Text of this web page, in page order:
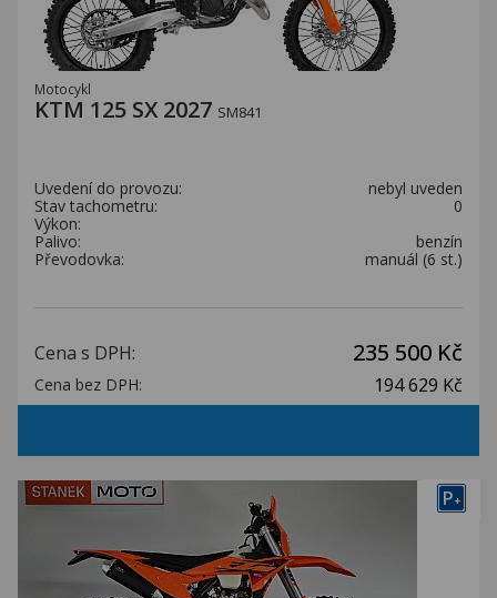
Motocykl
KTM 125 SX 2027 SM841
Uvedení do provozu:
nebyl uveden
Stav tachometru:
0
Výkon:
Palivo:
benzín
Převodovka:
manuál (6 st.)
Cena s DPH: 235 500 Kč
Cena bez DPH: 194 629 Kč
P+